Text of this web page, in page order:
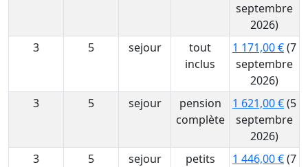
septembre
2026)
3
5 sejour
tout
inclus
1 171,00 €(7
septembre
2026)
3
5 sejour
pension
complète
1 621,00 €(5
septembre
2026)
3
5 sejour
petits
1 446,00 €(7